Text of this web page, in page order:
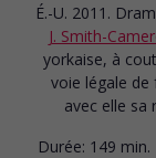
É.-U. 2011.
J. Smith-
yorkaise, à
voie légale
avec elle sa
Durée: 149 min.